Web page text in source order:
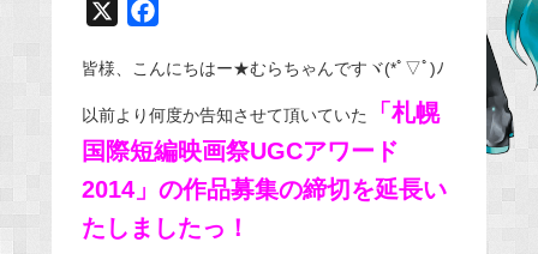
c
e
b
o
o
k
皆様、こんにちはー★むらちゃんですヾ(*ﾟ▽ﾟ)ﾉ
以前より何度か告知させて頂いていた
「札幌
国際短編映画祭UGCアワード
2014」の作品募集の締切を延長い
たしましたっ！